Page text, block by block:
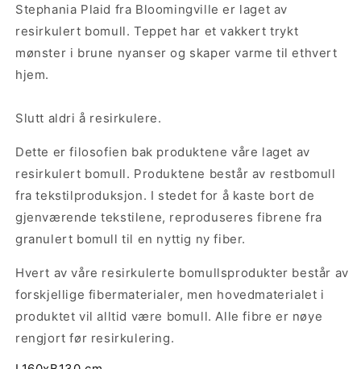
Stephania Plaid fra Bloomingville er laget av
resirkulert bomull. Teppet har et vakkert trykt
mønster i brune nyanser og skaper varme til ethvert
hjem.
Slutt aldri å resirkulere.
Dette er filosofien bak produktene våre laget av
resirkulert bomull. Produktene består av restbomull
fra tekstilproduksjon. I stedet for å kaste bort de
gjenværende tekstilene, reproduseres fibrene fra
granulert bomull til en nyttig ny fiber.
Hvert av våre resirkulerte bomullsprodukter består av
forskjellige fibermaterialer, men hovedmaterialet i
produktet vil alltid være bomull. Alle fibre er nøye
rengjort før resirkulering.